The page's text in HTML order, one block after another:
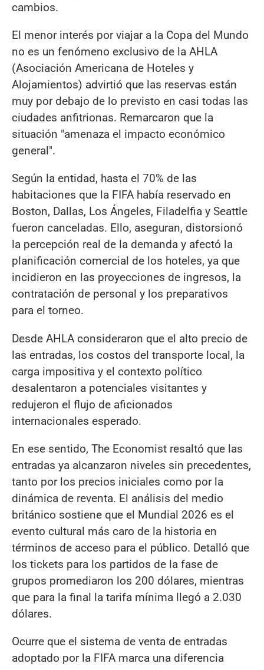
cambios.
El menor interés por viajar a la Copa del Mundo
no es un fenómeno exclusivo de la AHLA
(Asociación Americana de Hoteles y
Alojamientos) advirtió que las reservas están
muy por debajo de lo previsto en casi todas las
ciudades anfitrionas. Remarcaron que la
situación "amenaza el impacto económico
general".
Según la entidad, hasta el 70% de las
habitaciones que la FIFA había reservado en
Boston, Dallas, Los Ángeles, Filadelfia y Seattle
fueron canceladas. Ello, aseguran, distorsionó
la percepción real de la demanda y afectó la
planificación comercial de los hoteles, ya que
incidieron en las proyecciones de ingresos, la
contratación de personal y los preparativos
para el torneo.
Desde AHLA consideraron que el alto precio de
las entradas, los costos del transporte local, la
carga impositiva y el contexto político
desalentaron a potenciales visitantes y
redujeron el flujo de aficionados
internacionales esperado.
En ese sentido, The Economist resaltó que las
entradas ya alcanzaron niveles sin precedentes,
tanto por los precios iniciales como por la
dinámica de reventa. El análisis del medio
británico sostiene que el Mundial 2026 es el
evento cultural más caro de la historia en
términos de acceso para el público. Detalló que
los tickets para los partidos de la fase de
grupos promediaron los 200 dólares, mientras
que para la final la tarifa mínima llegó a 2.030
dólares.
Ocurre que el sistema de venta de entradas
adoptado por la FIFA marca una diferencia